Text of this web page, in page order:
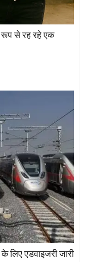
रूप से रह रहे एक
लिए एडवाइजरी जारी